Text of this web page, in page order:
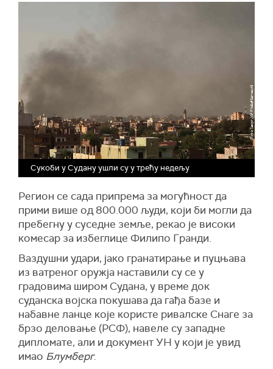
Сукоби у Судану ушли су у трећу недељу
Регион се сада припрема за могућност да
прими више од 800.000 људи, који би могли да
пребегну у суседне земље, рекао је високи
комесар за избеглице Филипо Гранди.
Ваздушни удари, јако гранатирање и пуцњава
из ватреног оружја наставили су се у
градовима широм Судана, у време док
суданска војска покушава да гађа базе и
набавне ланце које користе ривалске Снаге за
брзо деловање (РСФ), навеле су западне
дипломате, али и документ УН у који је увид
имао Блумберг.